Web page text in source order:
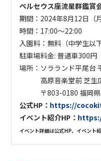
ペルセウス座流星群鑑賞
期間：2024年8月12日（
時間：17:00～22:00
入園料： 無料（中学生以
駐車場料金: 普通車300円
場所：ソラランド平尾台
高原音楽堂前 芝生
〒803-0180 福岡県
公式HP： https://
イベント紹介HP：
イベント詳細は公式HP、イベント